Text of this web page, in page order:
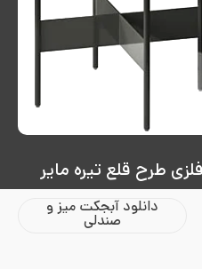
طرح قلع تیره مایر
دانلود آبجکت میز و
صندلی